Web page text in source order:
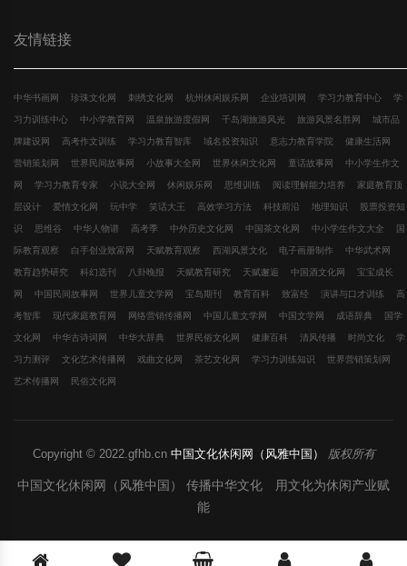
友情链接
中华书画网 珍珠文化网 刺绣文化网 杭州休闲娱乐网 企业培训网 学习力教育中心 学
习力训练中心 中小学教育网 温泉旅游度假网 千岛湖旅游风光 旅游风景名胜网 城市品
牌建设网 高考作文训练 学习力教育智库 域名投资知识 意志力教育学院 健康生活网
营销策划网 世界民间故事网 小故事大全网 世界休闲文化网 童话故事网 中小学生作文
网 学习力教育专家 小说大全网 休闲娱乐网 思维训练 阅读理解能力培养 家庭教育顶
层设计 爱情文化网 玩中学 笑话大王 高效学习方法 科技前沿 地理知识 股票投资知
识 思维谷 中华人物谱 高考季 中外历史文化网 中国茶文化网 中小学生作文大全 国
际教育观察 白手创业致富网 天赋教育观察 西湖风景文化 电子画册制作 中华武术网
教育趋势研究 科幻选刊 八卦晚报 天赋教育研究 天赋邂逅 中国酒文化网 宝宝成长
网 中国民间故事网 世界儿童文学网 宝岛期刊 教育百科 致富经 演讲与口才训练 高
考智库 现代家庭教育网 网络营销传播网 中国儿童文学网 中国文学网 成语辞典 国学
文化网 中华古诗词网 中华大辞典 世界民俗文化网 健康百科 清风传播 时尚文化 学
习力测评 文化艺术传播网 戏曲文化网 茶艺文化网 学习力训练知识 世界营销策划网
艺术传播网 民俗文化网
Copyright © 2022.gfhb.cn 中国文化休闲网（风雅中国） 版权所有
中国文化休闲网（风雅中国） 传播中华文化 用文化为休闲产业赋
能